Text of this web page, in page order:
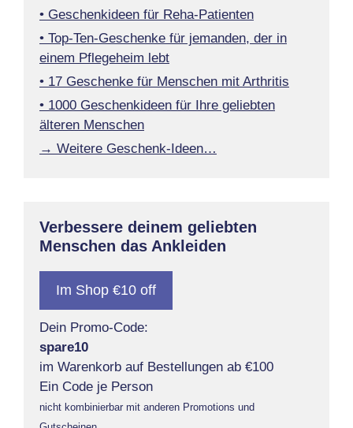
• Geschenkideen für Reha-Patienten
• Top-Ten-Geschenke für jemanden, der in
einem Pflegeheim lebt
• 17 Geschenke für Menschen mit Arthritis
• 1000 Geschenkideen für Ihre geliebten
älteren Menschen
→ Weitere Geschenk-Ideen…
Verbessere deinem geliebten
Menschen das Ankleiden
Im Shop €10 off
Dein Promo-Code:
spare10
im Warenkorb auf Bestellungen ab €100
Ein Code je Person
nicht kombinierbar mit anderen Promotions und